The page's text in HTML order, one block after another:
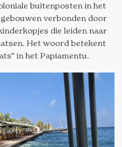
buitenposten in het
verbonden door
die leiden naar
Het woord betekent
in het Papiamentu.